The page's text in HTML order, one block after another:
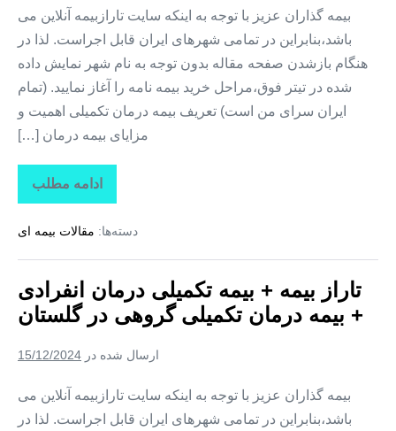
بیمه گذاران عزیز با توجه به اینکه سایت تارازبیمه آنلاین می
باشد،بنابراین در تمامی شهرهای ایران قابل اجراست. لذا در
هنگام بازشدن صفحه مقاله بدون توجه به نام شهر نمایش داده
شده در تیتر فوق،مراحل خرید بیمه نامه را آغاز نمایید. (تمام
ایران سرای من است) تعریف بیمه درمان تکمیلی اهمیت و
مزایای بیمه درمان […]
ادامه مطلب
تاراز
بیمه
بیمه
درمان
+
بیمه
درمان
در
شمالی
دسته‌ها: مقالات بیمه ای
تاراز بیمه + بیمه تکمیلی درمان انفرادی
+ بیمه درمان تکمیلی گروهی در گلستان
ارسال شده در 15/12/2024
بیمه گذاران عزیز با توجه به اینکه سایت تارازبیمه آنلاین می
باشد،بنابراین در تمامی شهرهای ایران قابل اجراست. لذا در